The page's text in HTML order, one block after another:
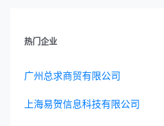
热门企业
广州总求商贸有限公司
上海易贺信息科技有限公司